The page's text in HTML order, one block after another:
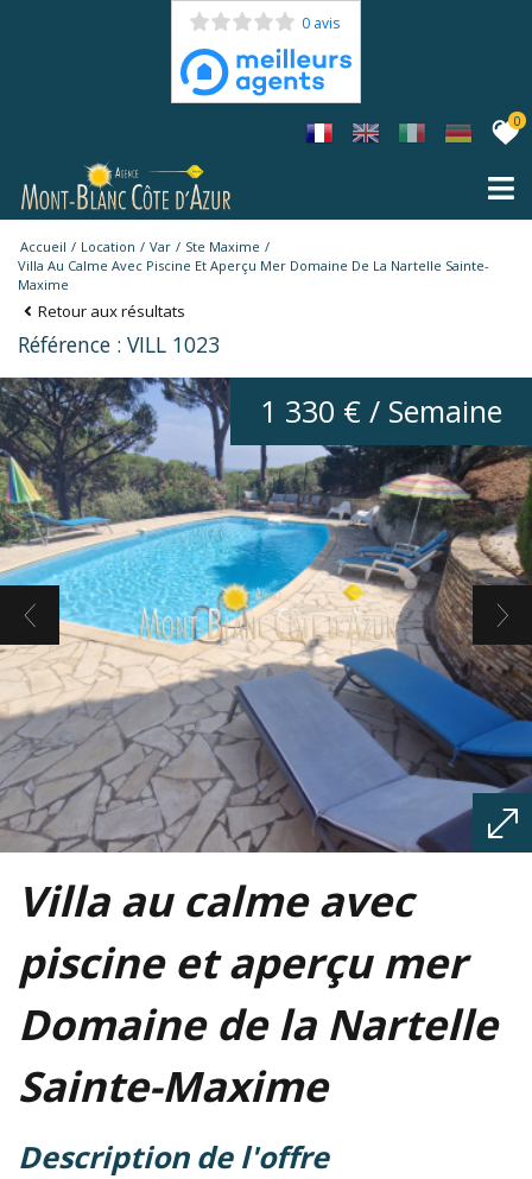
0 avis
0
Accueil Location Var
Ste Maxime
Villa Au Calme Avec Piscine Et Aperçu Mer Domaine De La Nartelle Sainte-
Maxime
Retour aux résultats
Référence : VILL 1023
1 330 € / Semaine
Villa au calme avec
piscine et aperçu mer
Domaine de la Nartelle
Sainte-Maxime
description de l'offre